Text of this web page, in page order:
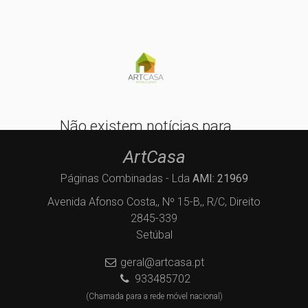
Não existem notícias para
ArtCasa
Páginas Combinadas - Lda AMI: 21969
Avenida Afonso Costa,, Nº 15-B,, R/C, Direito
2845-339
Setúbal
geral@artcasa.pt
933485702
(Chamada para a rede móvel nacional)